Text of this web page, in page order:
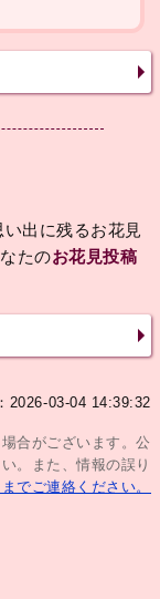
出に残るお花見
たのお花見投稿
2026-03-04 14:39:32
合がございます。公
。また、情報の誤り
でご連絡ください。